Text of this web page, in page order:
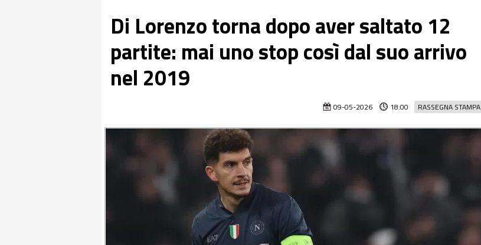
Di Lorenzo torna dopo aver saltato 12
partite: mai uno stop così dal suo arrivo
nel 2019
RASSEGNA STAMPA
09-05-2026 18:00